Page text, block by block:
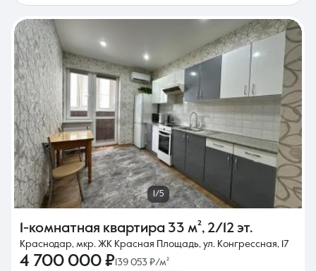
1/5
1-комнатная квартира 33 м², 2/12 эт.
Краснодар, мкр. ЖК Красная Площадь, ул. Конгрессная, 17
4 700 000 ₽139 053 ₽/м²